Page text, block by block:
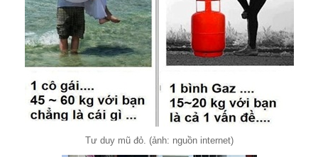
Tư duy mũ đỏ. (ảnh: nguồn internet)